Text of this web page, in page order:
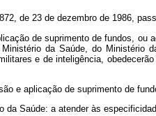
de 23 de dezembro de 1986,
de suprimento de fundos, ou
da Saúde, do Ministério
e de inteligência,
e aplicação de suprimento de
da Saúde: a atender às